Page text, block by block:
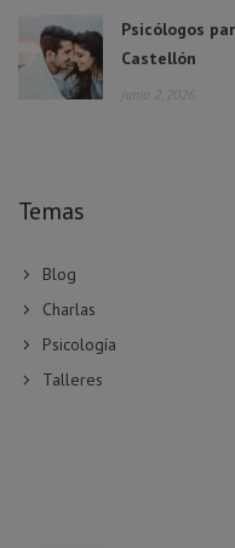
Psicólogos
Castellón
junio 2, 2026
Temas
Blog
Charlas
Psicología
Talleres